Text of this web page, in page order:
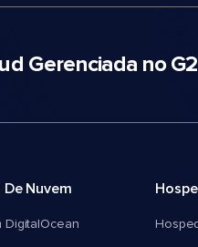
Gerenciada no G2
Nuvem
DigitalOcean